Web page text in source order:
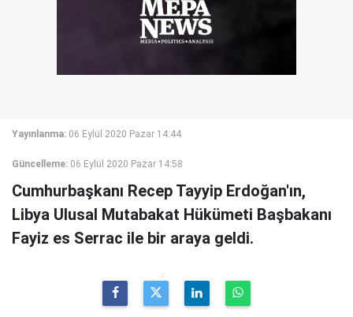
Yayınlanma: 06 Eylül 2020 Pazar 14:44
Güncelleme: 06 Eylül 2020 Pazar 14:58
Cumhurbaşkanı Recep Tayyip Erdoğan'ın,
Libya Ulusal Mutabakat Hükümeti Başbakanı
Fayiz es Serrac ile bir araya geldi.